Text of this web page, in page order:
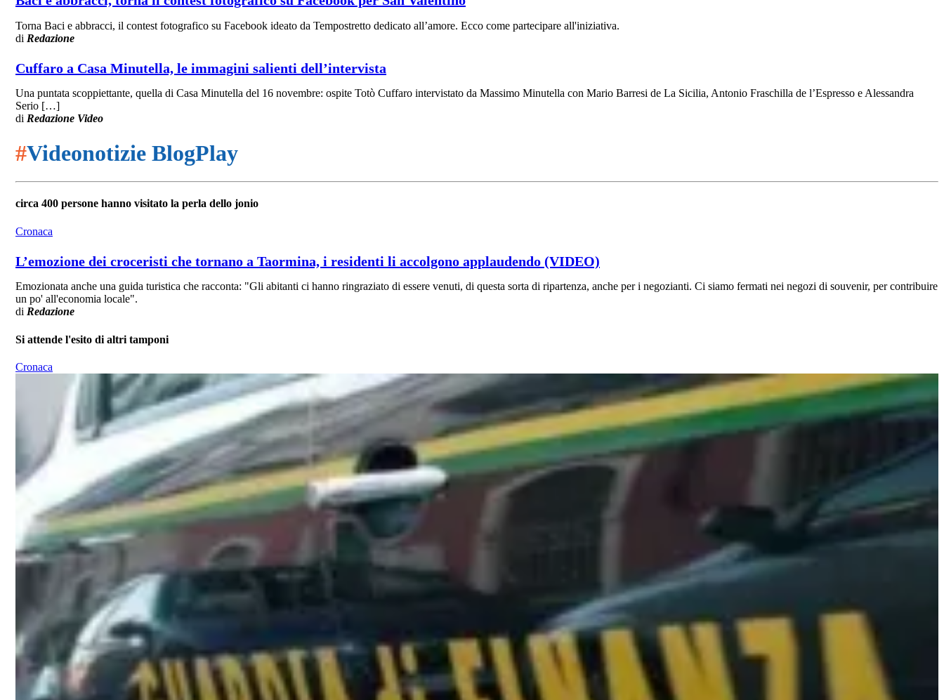
Torna Baci e abbracci, il contest fotografico su Facebook ideato da Tempostretto dedicato all’amore. Ecco come partecipare all'iniziativa.
di Redazione
Cuffaro a Casa Minutella, le immagini salienti dell’intervista
Una puntata scoppiettante, quella di Casa Minutella del 16 novembre: ospite Totò Cuffaro intervistato da Massimo Minutella con Mario Barresi de La Sicilia, Antonio Fraschilla de l’Espresso e Alessandra
Serio […]
di Redazione Video
#Videonotizie BlogPlay
circa 400 persone hanno visitato la perla dello jonio
Cronaca
L’emozione dei croceristi che tornano a Taormina, i residenti li accolgono applaudendo (VIDEO)
Emozionata anche una guida turistica che racconta: "Gli abitanti ci hanno ringraziato di essere venuti, di questa sorta di ripartenza, anche per i negozianti. Ci siamo fermati nei negozi di souvenir, per contribuire
un po' all'economia locale".
di Redazione
Si attende l'esito di altri tamponi
Cronaca